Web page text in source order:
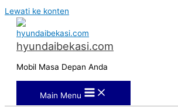
Lewati ke konten
hyundaibekasi.com
Mobil Masa Depan Anda
Main Menu